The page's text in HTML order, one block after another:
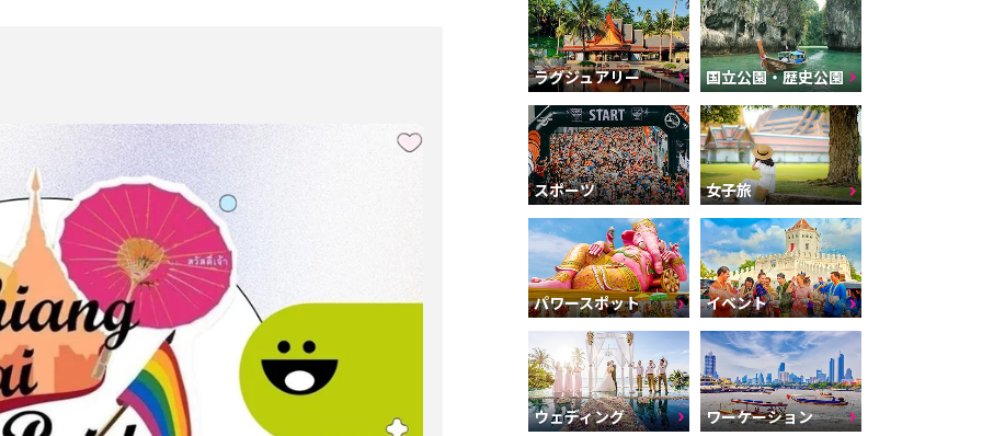
ラグジュアリー 国立公園・歴史公園
スポーツ 女子旅
パワースポット イベント
ウェディング ワーケーション